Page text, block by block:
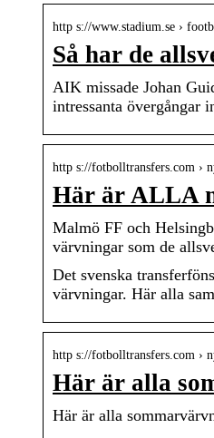
http s://www.stadium.se ›
Så har de
AIK missade Johan
intressanta övergångar
http s://fotbolltransfers.com ›
Här är ALLA
Malmö FF och
värvningar som de
Det svenska
värvningar. Här alla
http s://fotbolltransfers.com ›
Här är alla
Här är alla